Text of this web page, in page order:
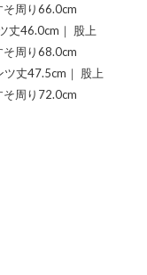
周り66.0cm
丈46.0cm｜ 股上
周り68.0cm
丈47.5cm｜ 股上
周り72.0cm